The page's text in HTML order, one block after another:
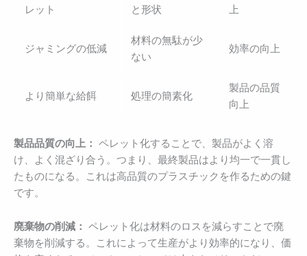
レット
と形状
上
ジャミングの低減
材料の無駄が少
ない
効率の向上
より簡単な給餌 処理の簡素化
製品の品質
向上
製品品質の向上： ペレット化することで、製品がよく溶
け、よく混ざり合う。つまり、最終製品はより均一で一貫し
たものになる。これは高品質のプラスチックを作るための鍵
です。
廃棄物の削減： ペレット化は材料のロスを減らすことで廃
棄物を削減する。これによって生産がより効率的になり、価